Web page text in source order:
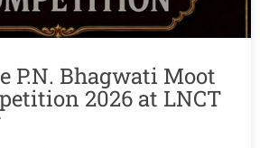
P.N. Bhagwati Moot
2026 at LNCT